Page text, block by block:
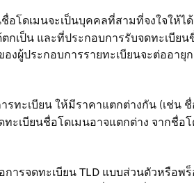
โดเมนจะเป็นบุคคลที่สามที่จงใจให้ไ
เป็น และที่ประกอบการรับจดทะเบีย
ผู้ประกอบการรายทะเบียนจะต่ออายุ
ทะเบียน ให้มีราคาแตกต่างกัน (เช่น
ะเบียนชื่อโดเมนอาจแตกต่าง จากชื่อโ
รจดทะเบียน TLD แบบส่วนตัวหรือพ